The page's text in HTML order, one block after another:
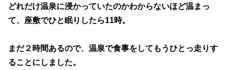
どれだけ温泉に浸かっていたのかわからないほど温まっ
て、座敷でひと眠りしたら11時。
まだ２時間あるので、温泉で食事をしてもうひとっ走りす
ることにしました。